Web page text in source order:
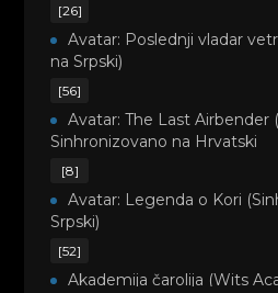
[26]
Avatar: Poslednji vladar
na Srpski)
[56]
Avatar: The Last Airbender
Sinhronizovano na Hrvatski
[8]
Avatar: Legenda o Kori
Srpski)
[52]
Akademija čarolija (Wits